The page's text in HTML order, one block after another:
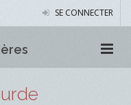
SE CONNECTER